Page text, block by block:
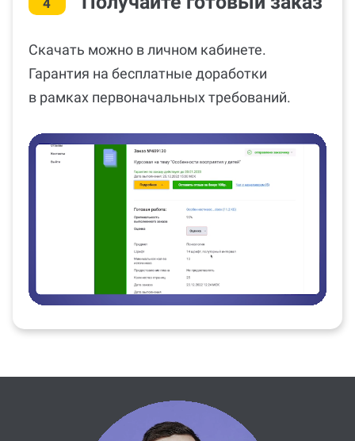
4
Скачать можно в личном кабинете.
Гарантия на бесплатные доработки
в рамках первоначальных требований.